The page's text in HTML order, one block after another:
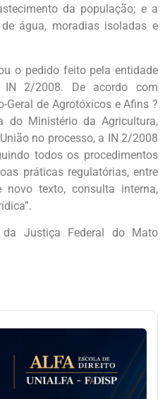
da população; e a
água, moradias isoladas e
o pedido feito pela entidade
2/2008. De acordo com
Geral de Agrotóxicos e Afins ?
do Ministério da Agricultura,
no processo, a IN 2/2008
todos os procedimentos
práticas regulatórias, entre
novo texto, consulta interna,
Justiça Federal do Mato